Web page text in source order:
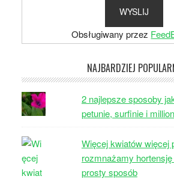
Obsługiwany przez
NAJBARDZIEJ
2 najlepsze sposoby
petunie, surfinie i
Więcej kwiatów więcej
rozmnażamy
prosty sposób